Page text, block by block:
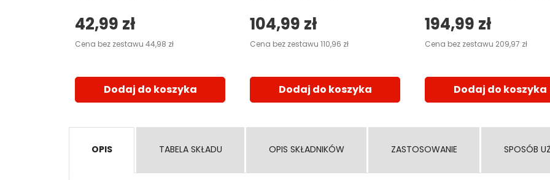
42,99 zł
Cena bez zestawu 44,98 zł
Dodaj do koszyka
104,99 zł
Cena bez zestawu 110,96 zł
Dodaj do koszyka
w trzech opakowaniach
194,99 zł
Cena bez zestawu 209,97 zł
Dodaj do koszyka
OPIS TABELA SKŁADU OPIS SKŁADNIKÓW ZASTOSOWANIE SPOSÓB